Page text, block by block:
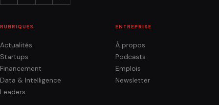
RUBRIQUES
Actualités
Startups
Financement
Data & Intelligence
Leaders
ENTREPRISE
À propos
Podcasts
Emplois
Newsletter